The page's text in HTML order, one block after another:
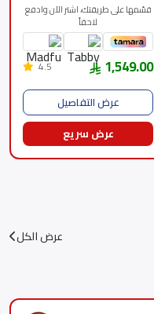
قسّمها على طريقتك، اشتر الآن وادفع
لاحقاً
1,549.00
4.5
عرض التفاصيل
عرض سريع
عرض الكل